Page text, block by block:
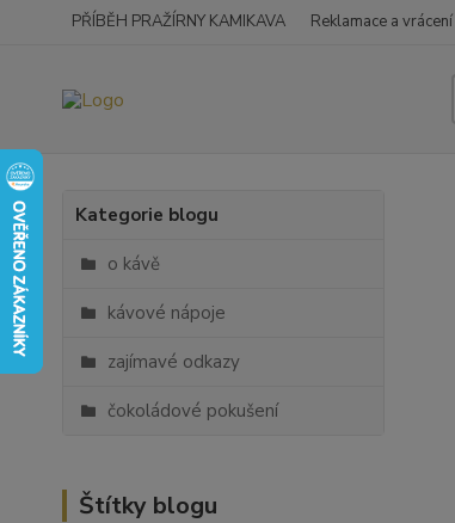
PŘÍBĚH PRAŽÍRNY KAMIKAVA Reklamace a vrácení
Kategorie blogu
o kávě
kávové nápoje
zajímavé odkazy
čokoládové pokušení
Štítky blogu